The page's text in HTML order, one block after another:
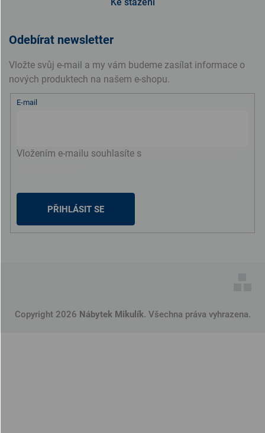
Odebírat newsletter
Vložte svůj e-mail a my vám budeme zasílat informace o
nových produktech na našem e-shopu.
E-mail
Vložením e-mailu souhlasíte s
PŘIHLÁSIT SE
Copyright 2026 Nábytek Mikulík. Všechna práva vyhrazena.